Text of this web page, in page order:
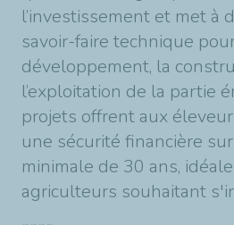
l’investissement et met à
savoir-faire technique
développement, la
l’exploitation de la partie
projets offrent aux
une sécurité financière
minimale de 30 ans,
agriculteurs souhaitant